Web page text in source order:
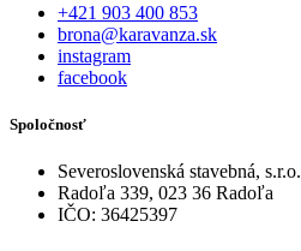
+421 903 400 853
brona@karavanza.sk
instagram
facebook
Spoločnosť
Severoslovenská stavebná, s.r.o.
Radoľa 339, 023 36 Radoľa
IČO: 36425397